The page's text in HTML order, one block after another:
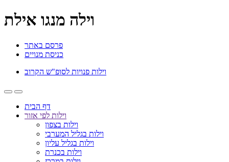
וילה מנגו אילת
פרסם באתר
כניסת מנויים
וילות פנויות לסופ"ש הקרוב
דף הבית
וילות לפי אזור
וילות בצפון
וילות בגליל המערבי
וילות בגליל עליון
וילות בכנרת